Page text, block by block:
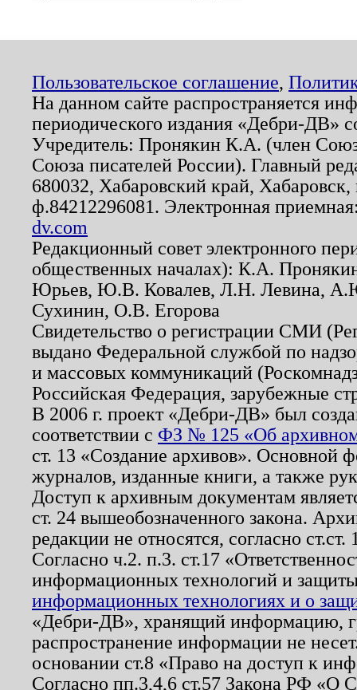
Пользовательское соглашение,
На данном сайте распространяется
периодического издания «Дебри-ДВ»
Учредитель: Пронякин К.А. (член
Союза писателей России). Главный
680032, Хабаровский край,
ф.84212296081. Электронная
dv.com
Редакционный совет электронного
общественных началах): К.А.
Юрьев, Ю.В. Ковалев, Л.Н. Левина,
Сухинин, О.В. Егорова
Свидетельство о регистрации СМИ
выдано Федеральной службой по
и массовых коммуникаций
Российская Федерация, зарубежные
В 2006 г. проект «Дебри-ДВ» был
соответствии с ФЗ № 125 «Об
ст. 13 «Создание архивов». Основной
журналов, изданные книги, а также
Доступ к архивным документам
ст. 24 вышеобозначенного закона.
редакции не относятся, согласно
Согласно ч.2. п.3. ст.17
информационных технологий и
информационных технологиях и о
«Дебри-ДВ», хранящий информацию,
распространение информации не
основании ст.8 «Право на доступ к
Согласно пп.3,4,6 ст.57 Закона РФ «О